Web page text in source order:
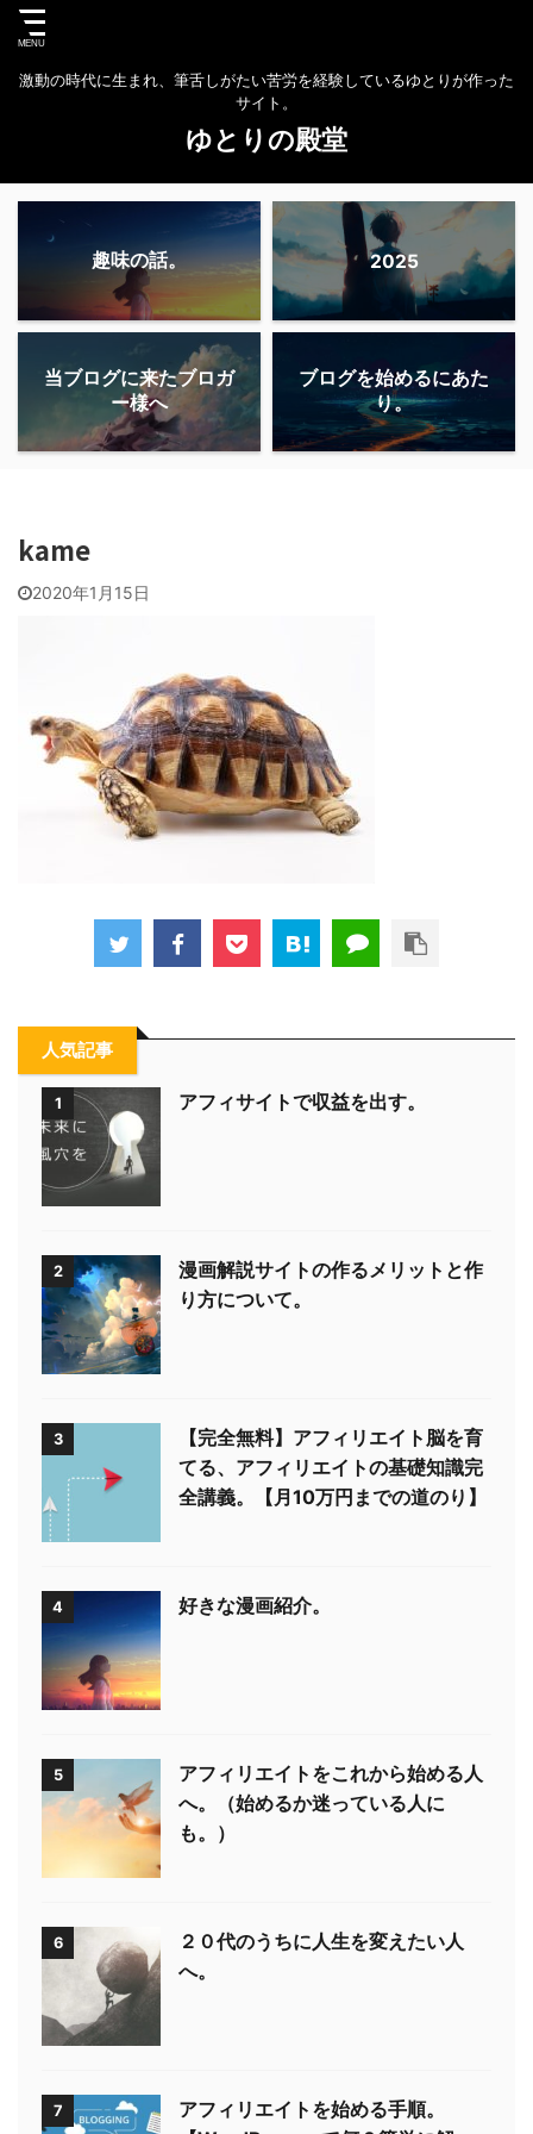
激動の時代に生まれ、筆舌しがたい苦労を経験しているゆとりが作った
サイト。
ゆとりの殿堂
趣味の話。 2025
当ブログに来たブロガ
ー様へ
ブログを始めるにあた
り。
kame
2020年1月15日
人気記事
1 アフィサイトで収益を出す。
2
漫画解説サイトの作るメリットと作
り方について。
3
【完全無料】アフィリエイト脳を育
てる、アフィリエイトの基礎知識完
全講義。【月10万円までの道のり】
4 好きな漫画紹介。
5
アフィリエイトをこれから始める人
へ。（始めるか迷っている人に
も。）
6
２０代のうちに人生を変えたい人
へ。
7
アフィリエイトを始める手順。